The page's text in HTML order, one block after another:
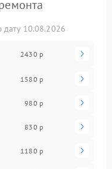
10.08.2026
2430 р
1580 р
980 р
830 р
1180 р